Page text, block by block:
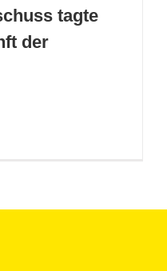
tagte
der